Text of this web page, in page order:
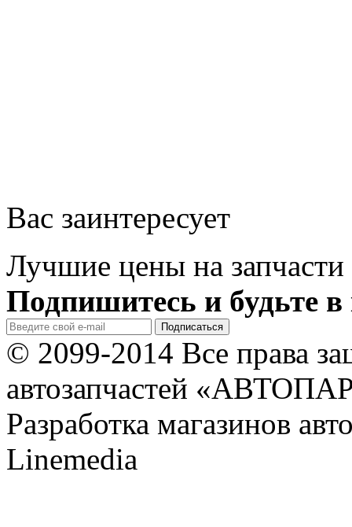
Вас заинтересует
Лучшие цены на запчасти
Подпишитесь и будьте в
© 2099-2014 Все права
автозапчастей
Разработка магазинов
Linemedia